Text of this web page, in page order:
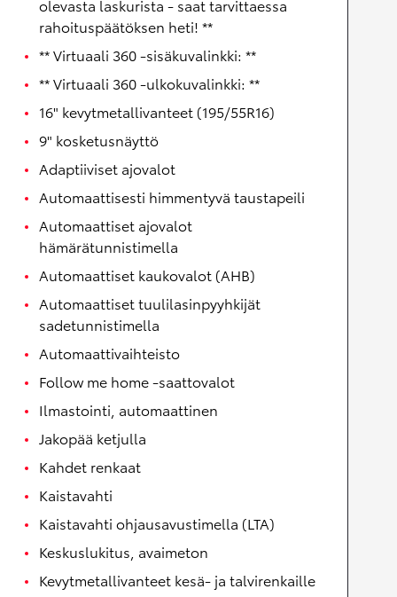
olevasta laskurista - saat tarvittaessa
rahoituspäätöksen heti! **
** Virtuaali 360 -sisäkuvalinkki: **
** Virtuaali 360 -ulkokuvalinkki: **
16" kevytmetallivanteet (195/55R16)
9" kosketusnäyttö
Adaptiiviset ajovalot
Automaattisesti himmentyvä taustapeili
Automaattiset ajovalot
hämärätunnistimella
Automaattiset kaukovalot (AHB)
Automaattiset tuulilasinpyyhkijät
sadetunnistimella
Automaattivaihteisto
Follow me home -saattovalot
Ilmastointi, automaattinen
Jakopää ketjulla
Kahdet renkaat
Kaistavahti
Kaistavahti ohjausavustimella (LTA)
Keskuslukitus, avaimeton
Kevytmetallivanteet kesä- ja talvirenkaille